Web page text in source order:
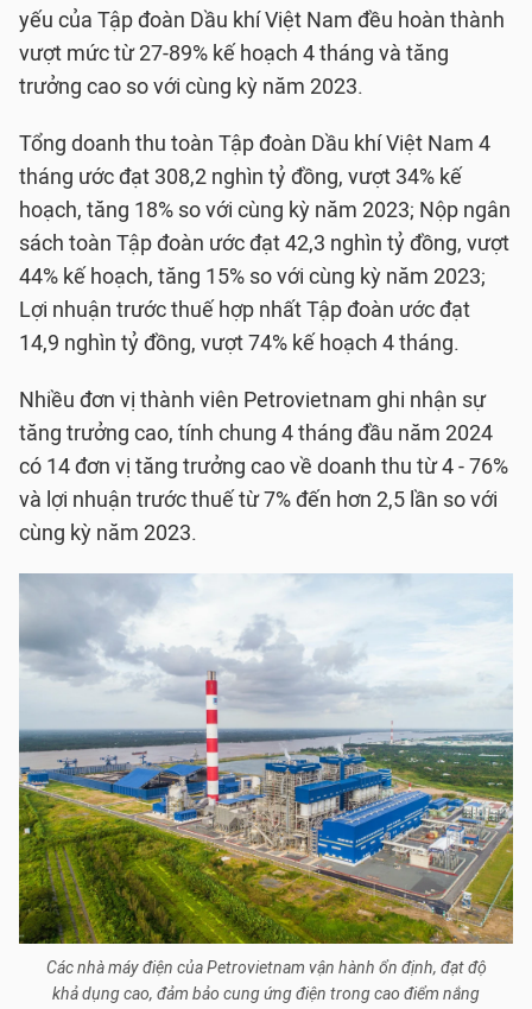
yếu của Tập đoàn Dầu khí Việt Nam đều hoàn thành
vượt mức từ 27-89% kế hoạch 4 tháng và tăng
trưởng cao so với cùng kỳ năm 2023.
Tổng doanh thu toàn Tập đoàn Dầu khí Việt Nam 4
tháng ước đạt 308,2 nghìn tỷ đồng, vượt 34% kế
hoạch, tăng 18% so với cùng kỳ năm 2023; Nộp ngân
sách toàn Tập đoàn ước đạt 42,3 nghìn tỷ đồng, vượt
44% kế hoạch, tăng 15% so với cùng kỳ năm 2023;
Lợi nhuận trước thuế hợp nhất Tập đoàn ước đạt
14,9 nghìn tỷ đồng, vượt 74% kế hoạch 4 tháng.
Nhiều đơn vị thành viên Petrovietnam ghi nhận sự
tăng trưởng cao, tính chung 4 tháng đầu năm 2024
có 14 đơn vị tăng trưởng cao về doanh thu từ 4 - 76%
và lợi nhuận trước thuế từ 7% đến hơn 2,5 lần so với
cùng kỳ năm 2023.
Các nhà máy điện của Petrovietnam vận hành ổn định, đạt độ
khả dụng cao, đảm bảo cung ứng điện trong cao điểm nắng